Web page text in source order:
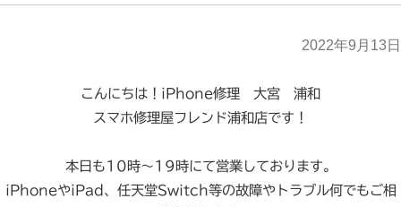
2022年9月13日
こんにちは！iPhone修理 大宮 浦和
スマホ修理屋フレンド浦和店です！
本日も10時～19時にて営業しております。
iPhoneやiPad、任天堂Switch等の故障やトラブル何でもご相